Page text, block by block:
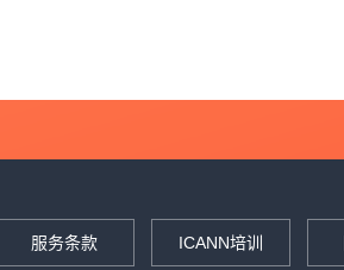
服务条款 ICANN培训